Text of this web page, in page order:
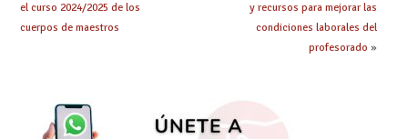
el curso 2024/2025 de los
cuerpos de maestros
y recursos para mejorar las
condiciones laborales del
profesorado »